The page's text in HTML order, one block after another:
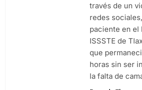
través de un
redes
paciente en el
ISSSTE de
que
horas sin ser
la falta de